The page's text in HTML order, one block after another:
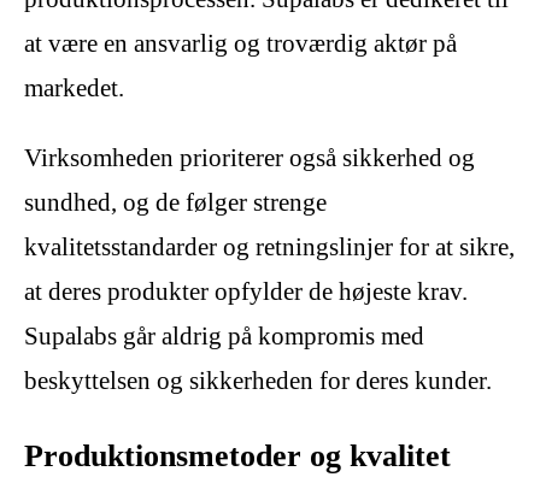
at være en ansvarlig og troværdig aktør på
markedet.
Virksomheden prioriterer også sikkerhed og
sundhed, og de følger strenge
kvalitetsstandarder og retningslinjer for at sikre,
at deres produkter opfylder de højeste krav.
Supalabs går aldrig på kompromis med
beskyttelsen og sikkerheden for deres kunder.
Produktionsmetoder og kvalitet